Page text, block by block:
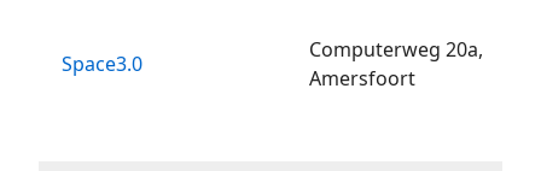
Space3.0
Computerweg 20a,
Amersfoort